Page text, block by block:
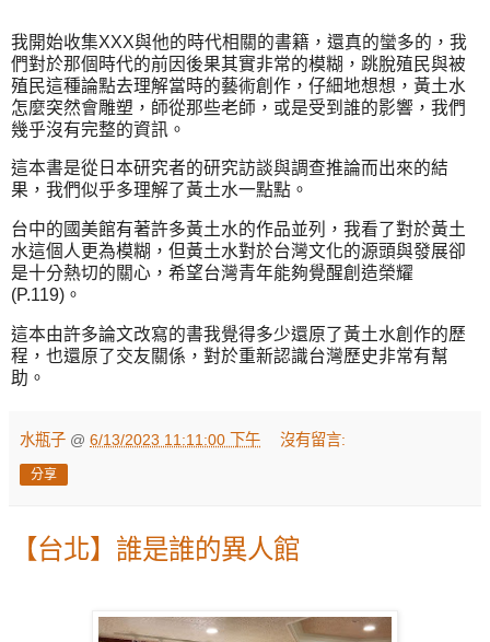
我開始收集XXX與他的時代相關的書籍，還真的蠻多的，我
們對於那個時代的前因後果其實非常的模糊，跳脫殖民與被
殖民這種論點去理解當時的藝術創作，仔細地想想，黃土水
怎麼突然會雕塑，師從那些老師，或是受到誰的影響，我們
幾乎沒有完整的資訊。
這本書是從日本研究者的研究訪談與調查推論而出來的結
果，我們似乎多理解了黃土水一點點。
台中的國美館有著許多黃土水的作品並列，我看了對於黃土
水這個人更為模糊，但黃土水對於台灣文化的源頭與發展卻
是十分熱切的關心，希望台灣青年能夠覺醒創造榮耀
(P.119)。
這本由許多論文改寫的書我覺得多少還原了黃土水創作的歷
程，也還原了交友關係，對於重新認識台灣歷史非常有幫
助。
水瓶子 @ 6/13/2023 11:11:00 下午 沒有留言:
分享
【台北】誰是誰的異人館